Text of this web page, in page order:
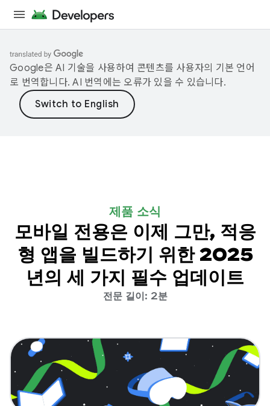
Google은 AI 기술을 사용하여 콘텐츠를 사용자의 기본 언어
로 번역합니다. AI 번역에는 오류가 있을 수 있습니다.
제품 소식
모바일 전용은 이제 그만, 적응
형 앱을 빌드하기 위한 2025
년의 세 가지 필수 업데이트
전문 길이: 2분